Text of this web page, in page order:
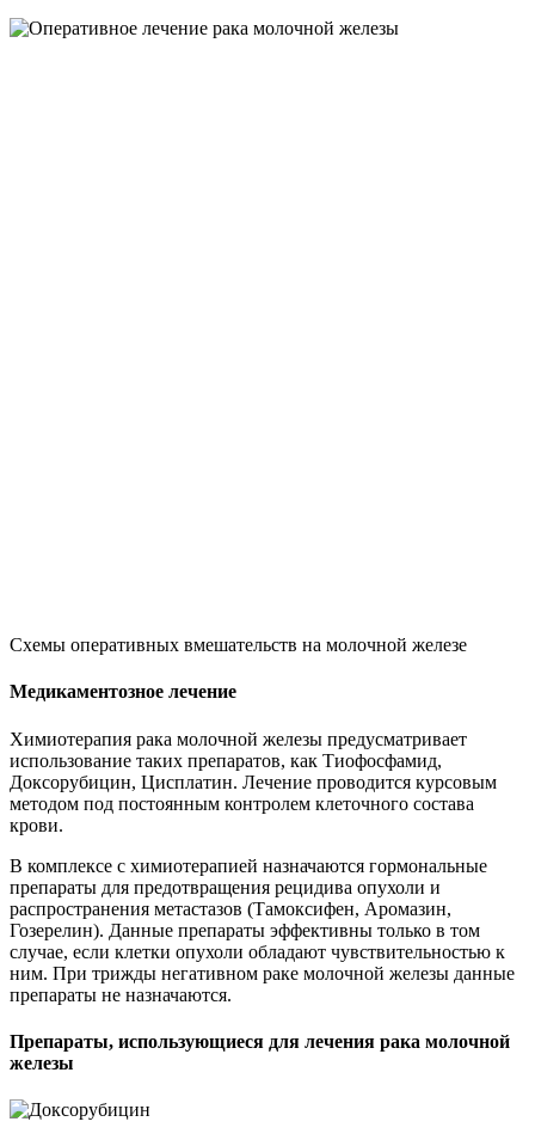
Схемы оперативных вмешательств на молочной железе
Медикаментозное лечение
Химиотерапия рака молочной железы предусматривает
использование таких препаратов, как Тиофосфамид,
Доксорубицин, Цисплатин. Лечение проводится курсовым
методом под постоянным контролем клеточного состава
крови.
В комплексе с химиотерапией назначаются гормональные
препараты для предотвращения рецидива опухоли и
распространения метастазов (Тамоксифен, Аромазин,
Гозерелин). Данные препараты эффективны только в том
случае, если клетки опухоли обладают чувствительностью к
ним. При трижды негативном раке молочной железы данные
препараты не назначаются.
Препараты, использующиеся для лечения рака молочной
железы